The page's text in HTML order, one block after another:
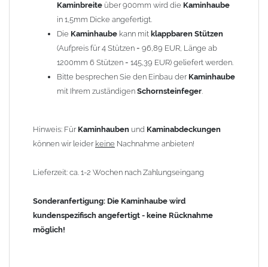
Kaminbreite über 900mm wird die Kaminhaube
in 1,5mm Dicke angefertigt.
Die Kaminhaube kann mit klappbaren Stützen
(Aufpreis für 4 Stützen = 96,89 EUR, Länge ab
1200mm 6 Stützen = 145,39 EUR) geliefert werden.
Bitte besprechen Sie den Einbau der Kaminhaube
mit Ihrem zuständigen Schornsteinfeger.
Hinweis: Für Kaminhauben und Kaminabdeckungen
können wir leider keine Nachnahme anbieten!
Lieferzeit: ca. 1-2 Wochen nach Zahlungseingang
Sonderanfertigung: Die Kaminhaube wird
kundenspezifisch angefertigt - keine Rücknahme
möglich!